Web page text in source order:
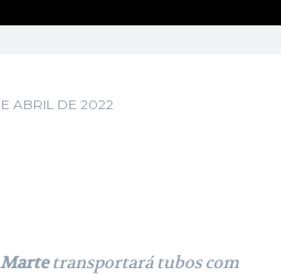
ABRIL DE 2022
Martetransportará tubos com